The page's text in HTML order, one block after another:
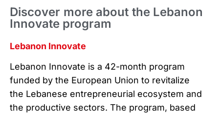
Discover more about the Lebanon
Innovate program
Lebanon Innovate
Lebanon Innovate is a 42-month program
funded by the European Union to revitalize
the Lebanese entrepreneurial ecosystem and
the productive sectors. The program, based